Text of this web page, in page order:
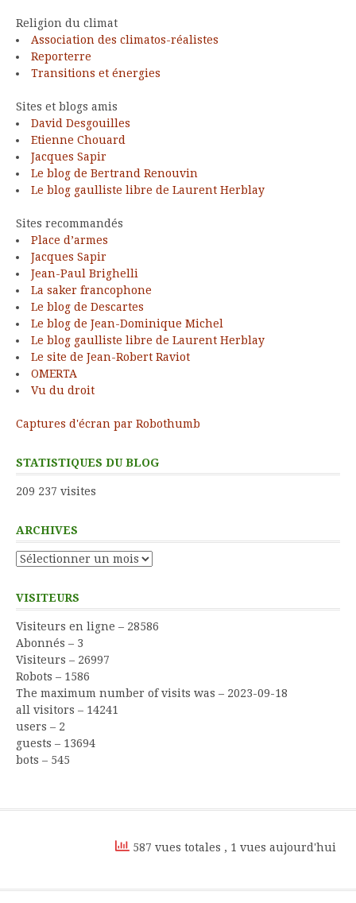
Religion du climat
Association des climatos-réalistes
Reporterre
Transitions et énergies
Sites et blogs amis
David Desgouilles
Etienne Chouard
Jacques Sapir
Le blog de Bertrand Renouvin
Le blog gaulliste libre de Laurent Herblay
Sites recommandés
Place d’armes
Jacques Sapir
Jean-Paul Brighelli
La saker francophone
Le blog de Descartes
Le blog de Jean-Dominique Michel
Le blog gaulliste libre de Laurent Herblay
Le site de Jean-Robert Raviot
OMERTA
Vu du droit
Captures d'écran par Robothumb
STATISTIQUES DU BLOG
209 237 visites
ARCHIVES
Archives
VISITEURS
Visiteurs en ligne – 28586
Abonnés – 3
Visiteurs – 26997
Robots – 1586
The maximum number of visits was – 2023-09-18
all visitors – 14241
users – 2
guests – 13694
bots – 545
587 vues totales , 1 vues aujourd'hui